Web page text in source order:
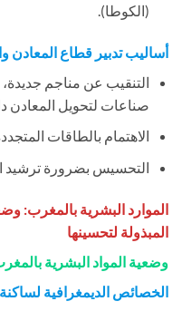
(الكوطا).
أساليب تدبير قطاع المعادن
التنقيب عن مناجم جديدة،
صناعات لتحويل المعادن
الاهتمام بالطاقات
التحسيس بضرورة ترشيد
الموارد البشرية بالمغرب:
المبذولة لتحسينها
وضعية المواد البشرية
الخصائص الديمغرافية